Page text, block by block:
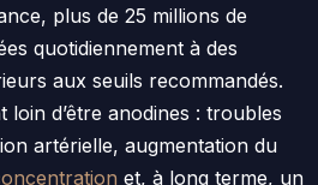
plus de 25 millions de
quotidiennement à des
aux seuils recommandés.
loin d’être anodines : troubles
artérielle, augmentation du
et, à long terme, un